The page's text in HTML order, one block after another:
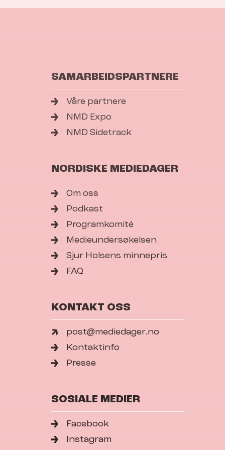
SAMARBEIDSPARTNERE
Våre partnere
NMD Expo
NMD Sidetrack
NORDISKE MEDIEDAGER
Om oss
Podkast
Programkomité
Medieundersøkelsen
Sjur Holsens minnepris
FAQ
KONTAKT OSS
post@mediedager.no
Kontaktinfo
Presse
SOSIALE MEDIER
Facebook
Instagram